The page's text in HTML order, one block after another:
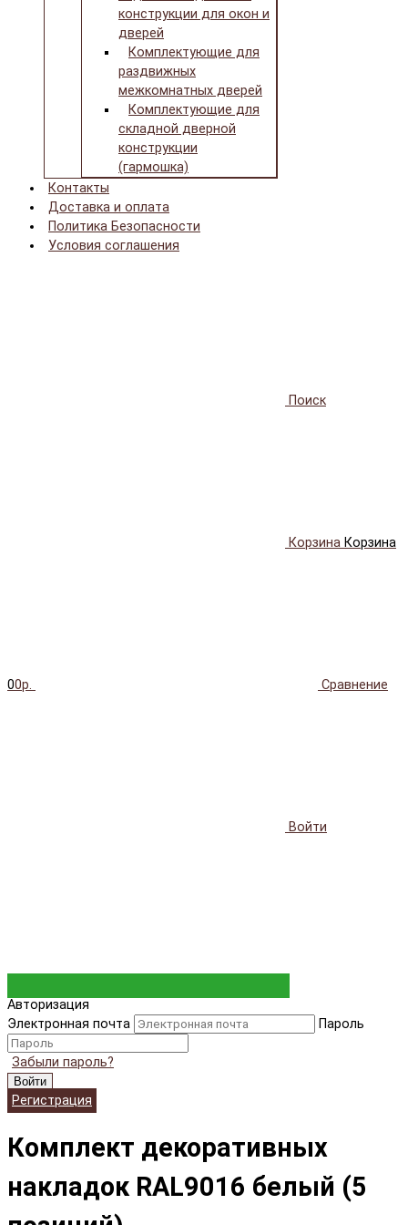
конструкции для окон и
дверей
Комплектующие для
раздвижных
межкомнатных дверей
Комплектующие для
складной дверной
конструкции
(гармошка)
Контакты
Доставка и оплата
Политика Безопасности
Условия соглашения
Поиск
Корзина Корзина
00р. Сравнение
Войти
Авторизация
Электронная почта
Пароль
Забыли пароль?
Войти
Регистрация
Комплект декоративных
накладок RAL9016 белый (5